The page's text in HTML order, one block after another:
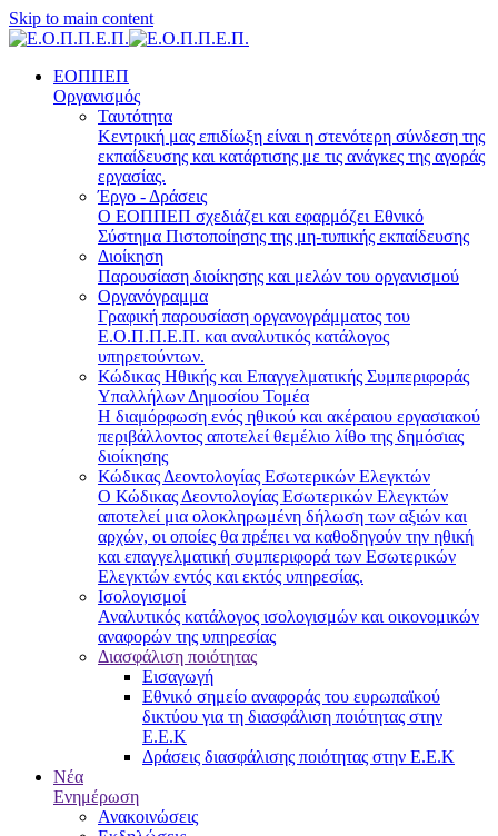
Skip to main content
ΕΟΠΠΕΠ
Οργανισμός
Ταυτότητα
Κεντρική μας επιδίωξη είναι η στενότερη σύνδεση της
εκπαίδευσης και κατάρτισης με τις ανάγκες της αγοράς
εργασίας.
Έργο - Δράσεις
Ο ΕΟΠΠΕΠ σχεδιάζει και εφαρμόζει Eθνικό
Σύστημα Πιστοποίησης της μη-τυπικής εκπαίδευσης
Διοίκηση
Παρουσίαση διοίκησης και μελών του οργανισμού
Οργανόγραμμα
Γραφική παρουσίαση οργανογράμματος του
Ε.Ο.Π.Π.Ε.Π. και αναλυτικός κατάλογος
υπηρετούντων.
Κώδικας Ηθικής και Επαγγελματικής Συμπεριφοράς
Υπαλλήλων Δημοσίου Τομέα
Η διαμόρφωση ενός ηθικού και ακέραιου εργασιακού
περιβάλλοντος αποτελεί θεμέλιο λίθο της δημόσιας
διοίκησης
Κώδικας Δεοντολογίας Εσωτερικών Ελεγκτών
Ο Κώδικας Δεοντολογίας Εσωτερικών Ελεγκτών
αποτελεί μια ολοκληρωμένη δήλωση των αξιών και
αρχών, οι οποίες θα πρέπει να καθοδηγούν την ηθική
και επαγγελματική συμπεριφορά των Εσωτερικών
Ελεγκτών εντός και εκτός υπηρεσίας.
Ισολογισμοί
Αναλυτικός κατάλογος ισολογισμών και οικονομικών
αναφορών της υπηρεσίας
Διασφάλιση ποιότητας
Εισαγωγή
Εθνικό σημείο αναφοράς του ευρωπαϊκού
δικτύου για τη διασφάλιση ποιότητας στην
Ε.Ε.Κ
Δράσεις διασφάλισης ποιότητας στην Ε.Ε.Κ
Νέα
Ενημέρωση
Ανακοινώσεις